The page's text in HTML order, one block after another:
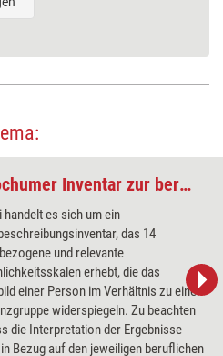
Coaching-Tool: BIP - Bochumer Inventar zur berufsbezogenen Persönlichkeitsbeschreibung
handelt es sich um ein
das 14
und relevante
erhebt, die das
einer Person im Verhältnis zu einer
widerspiegeln. Zu beachten
die Interpretation der Ergebnisse
Bezug auf den jeweiligen beruflichen